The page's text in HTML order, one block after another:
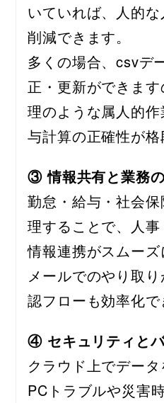
いていれば、人的
削減できます。
多くの場合、csvデ
正・更新ができま
理のような属人的
与計算の正確性が格
③ 情報共有と業務
勤怠・給与・社会
理することで、人
情報連携がスムー
メールでのやり取
認フローも効率化で
④ セキュリティと
クラウド上でデータ
PCトラブルや災害